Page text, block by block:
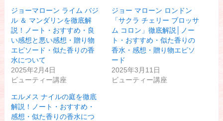
ジョーマローン ライム バジ
ル ＆ マンダリンを徹底解
説！ノート・おすすめ・良
い感想と悪い感想・贈り物
エピソード・似た香りの香
水について
2025年2月4日
ビューティー講座
ジョー マローン ロンドン
「サクラ チェリー ブロッサ
ム コロン」徹底解説│ノー
ト・おすすめ・似た香りの
香水・感想・贈り物エピソ
ード
2025年3月11日
ビューティー講座
エルメス ナイルの庭を徹底
解説！ノート・おすすめ・
感想・似た香りの香水につ